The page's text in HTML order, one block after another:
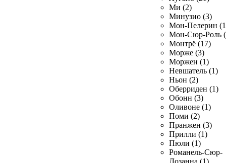
Ми (2)
Минузио (3)
Мон-Пелерин
Мон-Сюр-Роль
Монтрё (17)
Морже (3)
Моржен (1)
Невшатель (1)
Ньон (2)
Оберриден (1)
Обонн (3)
Оливоне (1)
Поми (2)
Пранжен (3)
Прилли (1)
Пюли (1)
Романель-Сюр-
Лозанна (1)